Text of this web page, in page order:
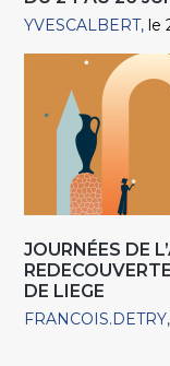
YVESCALBERT le
JOURNÉES DE
DE LIEGE
FRANCOIS.DETRY